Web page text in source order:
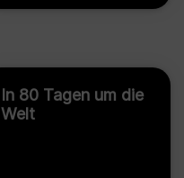
In 80 Tagen um die
Welt